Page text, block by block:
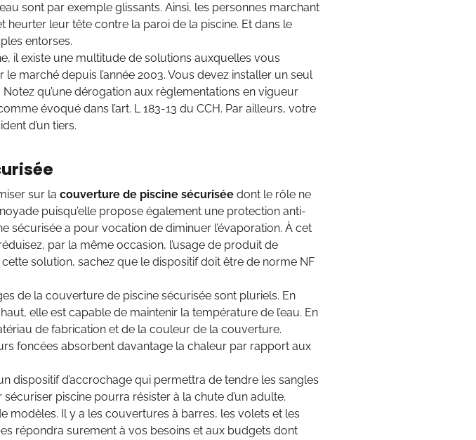
sont par exemple glissants. Ainsi, les personnes marchant
leur tête contre la paroi de la piscine. Et dans le
entorses.
il existe une multitude de solutions auxquelles vous
marché depuis l’année 2003. Vous devez installer un seul
qu’une dérogation aux règlementations en vigueur
évoqué dans l’art. L 183-13 du CCH. Par ailleurs, votre
d’un tiers.
sur la couverture de piscine sécurisée dont le rôle ne
puisqu’elle propose également une protection anti-
sécurisée a pour vocation de diminuer l’évaporation. À cet
par la même occasion, l’usage de produit de
solution, sachez que le dispositif doit être de norme NF
de la couverture de piscine sécurisée sont pluriels. En
elle est capable de maintenir la température de l’eau. En
de fabrication et de la couleur de la couverture.
foncées absorbent davantage la chaleur par rapport aux
dispositif d’accrochage qui permettra de tendre les sangles
piscine pourra résister à la chute d’un adulte.
modèles. Il y a les couvertures à barres, les volets et les
répondra surement à vos besoins et aux budgets dont